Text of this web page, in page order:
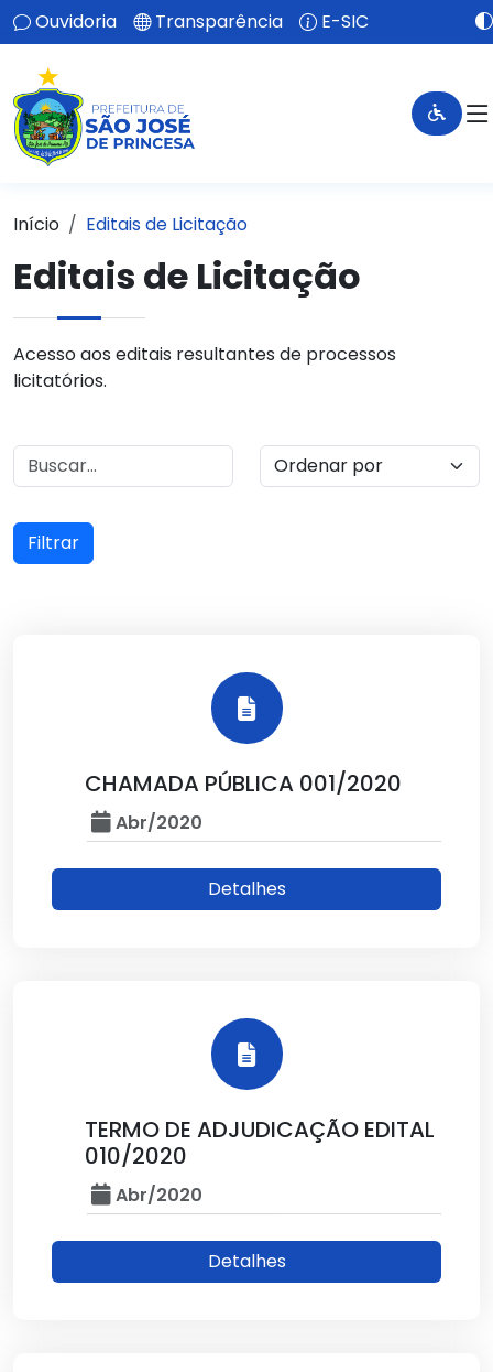
Ouvidoria Transparência E-SIC
Início Editais de Licitação
Editais de Licitação
Acesso aos editais resultantes de processos
licitatórios.
Filtrar
CHAMADA PÚBLICA 001/2020
Abr/2020
Detalhes
TERMO DE ADJUDICAÇÃO EDITAL
010/2020
Abr/2020
Detalhes